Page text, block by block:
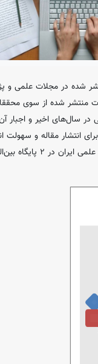
شده در مجلات علمی و
منتشر شده از سوی
سال‌های اخیر و اجبار
انتشار مقاله و سهولت
مقالات در برخی رشته‌های فنی است. در ادامه نمودار تعداد